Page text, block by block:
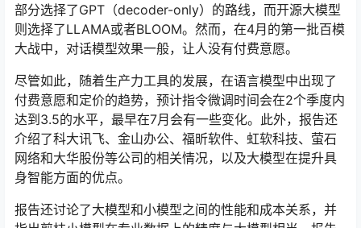
部分选择了GPT（decoder-only）的路线，而开源大模型
则选择了LLAMA或者BLOOM。然而，在4月的第一批百模
大战中，对话模型效果一般，让人没有付费意愿。
尽管如此，随着生产力工具的发展，在语言模型中出现了
付费意愿和定价的趋势，预计指令微调时间会在2个季度内
达到3.5的水平，最早在7月会有一些变化。此外，报告还
介绍了科大讯飞、金山办公、福昕软件、虹软科技、萤石
网络和大华股份等公司的相关情况，以及大模型在提升具
身智能方面的优点。
报告还讨论了大模型和小模型之间的性能和成本关系，并